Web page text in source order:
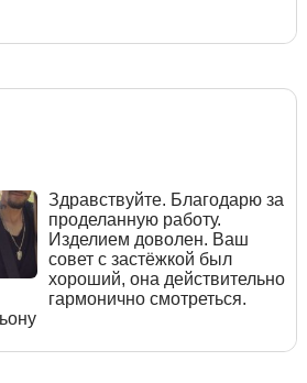
Здравствуйте. Благодарю за
проделанную работу.
Изделием доволен. Ваш
совет с застёжкой был
хороший, она действительно
гармонично смотреться.